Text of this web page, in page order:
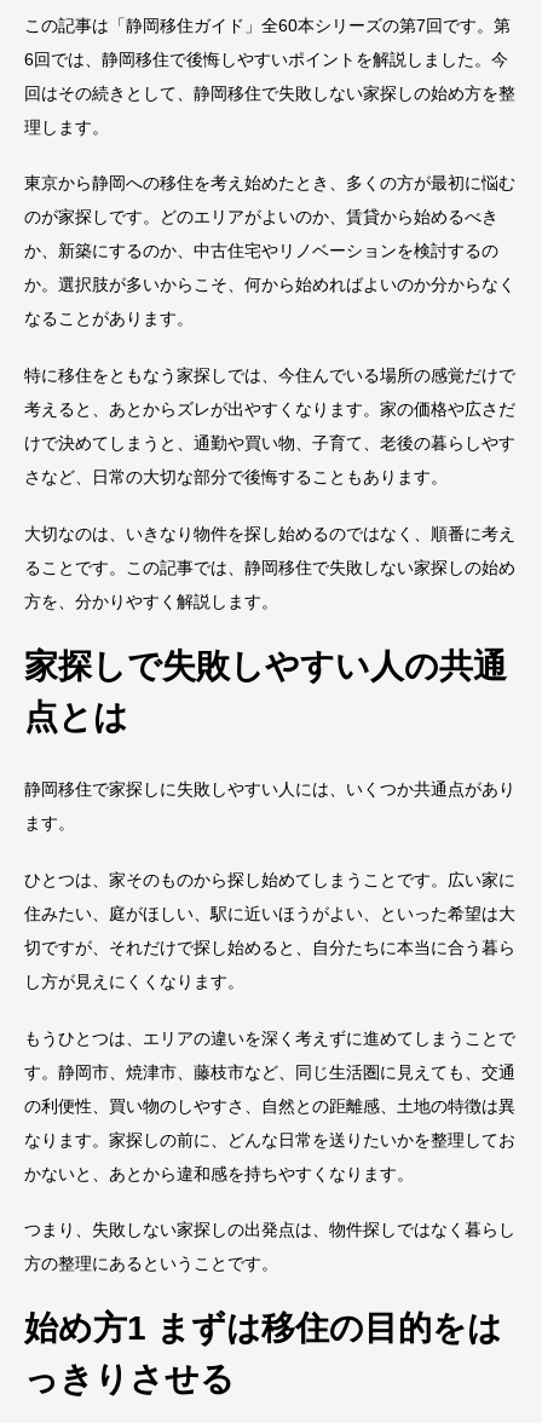
この記事は「静岡移住ガイド」全60本シリーズの第7回です。第
6回では、静岡移住で後悔しやすいポイントを解説しました。今
回はその続きとして、静岡移住で失敗しない家探しの始め方を整
理します。
東京から静岡への移住を考え始めたとき、多くの方が最初に悩む
のが家探しです。どのエリアがよいのか、賃貸から始めるべき
か、新築にするのか、中古住宅やリノベーションを検討するの
か。選択肢が多いからこそ、何から始めればよいのか分からなく
なることがあります。
特に移住をともなう家探しでは、今住んでいる場所の感覚だけで
考えると、あとからズレが出やすくなります。家の価格や広さだ
けで決めてしまうと、通勤や買い物、子育て、老後の暮らしやす
さなど、日常の大切な部分で後悔することもあります。
大切なのは、いきなり物件を探し始めるのではなく、順番に考え
ることです。この記事では、静岡移住で失敗しない家探しの始め
方を、分かりやすく解説します。
家探しで失敗しやすい人の共通
点とは
静岡移住で家探しに失敗しやすい人には、いくつか共通点があり
ます。
ひとつは、家そのものから探し始めてしまうことです。広い家に
住みたい、庭がほしい、駅に近いほうがよい、といった希望は大
切ですが、それだけで探し始めると、自分たちに本当に合う暮ら
し方が見えにくくなります。
もうひとつは、エリアの違いを深く考えずに進めてしまうことで
す。静岡市、焼津市、藤枝市など、同じ生活圏に見えても、交通
の利便性、買い物のしやすさ、自然との距離感、土地の特徴は異
なります。家探しの前に、どんな日常を送りたいかを整理してお
かないと、あとから違和感を持ちやすくなります。
つまり、失敗しない家探しの出発点は、物件探しではなく暮らし
方の整理にあるということです。
始め方1 まずは移住の目的をは
っきりさせる